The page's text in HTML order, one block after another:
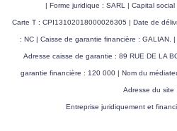
| Forme juridique : SARL | Capital
Carte T : CPI13102018000026305 | Date de
: NC | Caisse de garantie financière : GALIAN.
Adresse caisse de garantie : 89 RUE DE LA
garantie financière : 120 000 | Nom du
Adresse du site
Entreprise juridiquement et